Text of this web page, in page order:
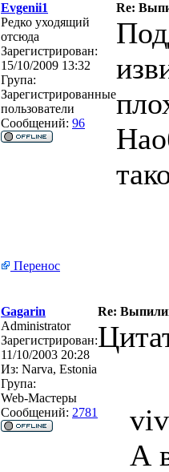
Evgenii1
Re:
Редко уходящий
отсюда
Зарегистрирован:
15/10/2009 13:32
Група:
Зарегистрированные
пользователи
Сообщений: 96
Перенос
Gagarin
Re:
Administrator
Зарегистрирован:
11/10/2003 20:28
Из: Narva, Estonia
Група:
Web-Мастеры
Сообщений: 2781
А